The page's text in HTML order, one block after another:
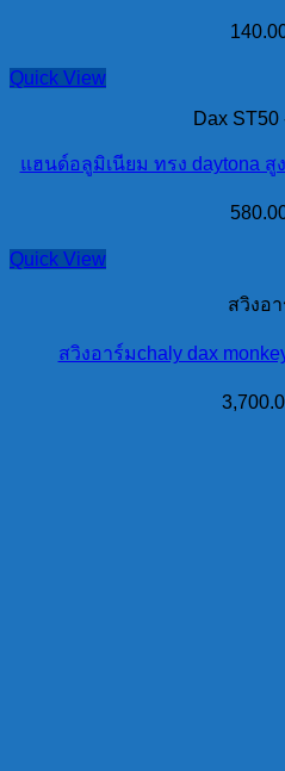
Quick View
Dax ST50
แฮนด์อลูมิเนียม ทรง daytona สู
Quick View
สวิงอ
สวิงอาร์มchaly dax